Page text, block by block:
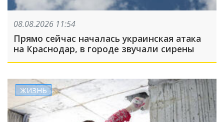
08.08.2026 11:54
Прямо сейчас началась украинская атака
на Краснодар, в городе звучали сирены
ЖИЗНЬ